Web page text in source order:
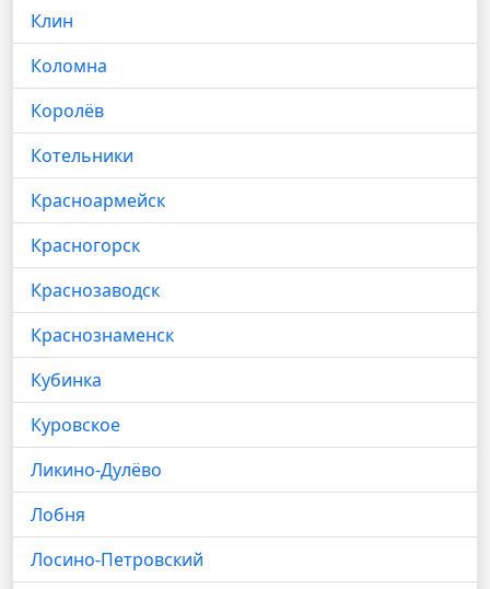
Клин
Коломна
Королёв
Котельники
Красноармейск
Красногорск
Краснозаводск
Краснознаменск
Кубинка
Куровское
Ликино-Дулёво
Лобня
Лосино-Петровский